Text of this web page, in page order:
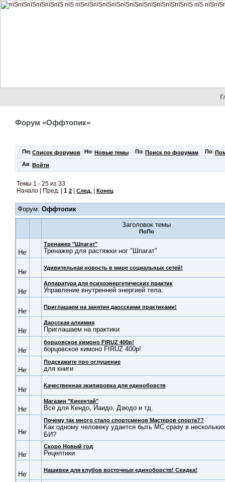
Форум «Оффтопик»
Список форумов Новые темы Поиск по форумам
Войти
Темы 1 - 25 из 33
Начало | Пред. | 1 2 След. Конец
Форум: Оффтопик
Заголовок темы
Тренажер "Шпагат"
Тренажер для растяжки ног "Шпагат"
Удивительная новость в мире социальных сетей!
Аппаратура для психоэнергетических практик
Управление внутренней энергией тела.
Приглашаем на занятия даосскими практиками!
Даосская алхимия
Приглашаем на практики
борцовское кимоно FIRUZ 400р!
борцовское кимоно FIRUZ 400р!
Подскажите про оглушение
для книги
Качественная экипировка для единоборств
Магазин "Кикентай"
Всё для Кендо, Иаидо, Дзюдо и тд.
Почему так много стало спортсменов Мастеров спорта??
Как одному человеку удается быть МС сразу в
БИ?
Скоро Новый год
Рецептики
Нашивки для клубов восточных единоборств! Скидка!